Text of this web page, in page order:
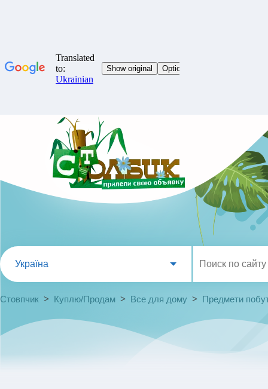
Україна
Стовпчик > Куплю/Продам > Все для дому > Предмети